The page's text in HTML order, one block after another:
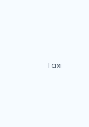
Taxi